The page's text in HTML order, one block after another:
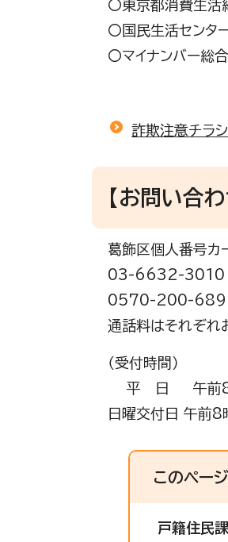
〇東京都消費生
〇国民生活センタ
〇マイナンバー
詐欺注意チラシ
【お問い合わ
葛飾区個人番号カ
03-6632-3010
0570-200-689
通話料はそれぞれ
（受付時間）
平 日 午前8時
日曜交付日 午前8
このペー
戸籍住民課